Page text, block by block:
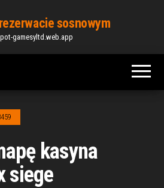
sosnowym
gamesyltd.web.app
kasyna
siege